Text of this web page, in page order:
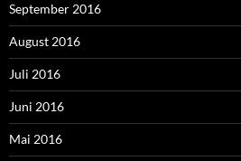
September 2016
August 2016
Juli 2016
Juni 2016
Mai 2016